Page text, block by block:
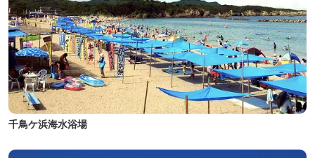
千鳥ケ浜海水浴場